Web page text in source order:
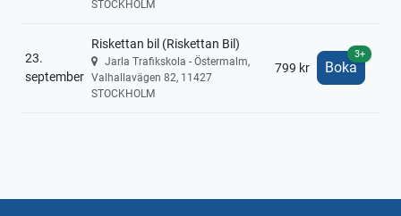
STOCKHOLM
23.
september
Riskettan bil (Riskettan Bil)
Jarla Trafikskola - Östermalm,
Valhallavägen 82, 11427
STOCKHOLM
799 kr Boka
3+